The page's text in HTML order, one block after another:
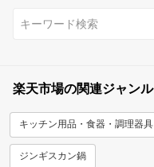
楽天市場の関連ジャンル
キッチン用品・食器・調理器具
ジンギスカン鍋